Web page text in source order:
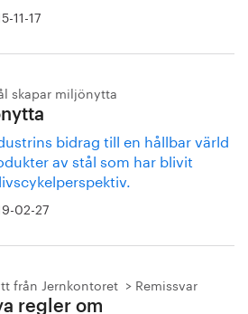
11-17
skapar miljönytta
bidrag till en hållbar värld
av stål som har blivit
02-27
från Jernkontoret Remissvar
regler om